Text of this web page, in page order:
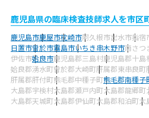
鹿児島県の臨床検査技師求人を市区
鹿児島市鹿屋市枕崎市阿久根市出水市指宿
日置市曽於市霧島市いちき串木野市南さつ
伊佐市姶良市鹿児島郡三島村鹿児島郡十島
姶良郡湧水町曽於郡大崎町肝属郡東串良町
肝属郡肝付町熊毛郡中種子町熊毛郡南種子
大島郡宇検村大島郡瀬戸内町大島郡龍郷町
大島郡天城町大島郡伊仙町大島郡和泊町大